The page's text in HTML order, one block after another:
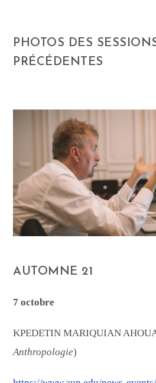
PHOTOS DES
PRÉCÉDENTES
AUTOMNE 21
7 octobre
KPEDETIN MARIQUIAN
Anthropologie)